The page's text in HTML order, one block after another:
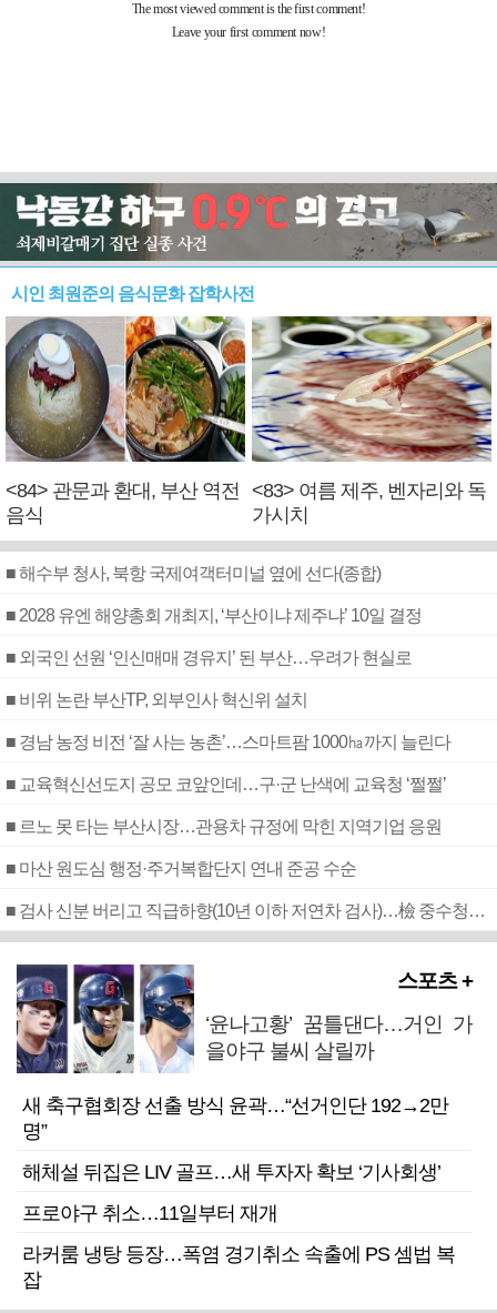
시인 최원준의 음식문화 잡학사전
<84> 관문과 환대, 부산 역전
음식
<83> 여름 제주, 벤자리와 독
가시치
■ 해수부 청사, 북항 국제여객터미널 옆에 선다(종합)
■ 2028 유엔 해양총회 개최지, ‘부산이냐 제주냐’ 10일 결정
■ 외국인 선원 ‘인신매매 경유지’ 된 부산…우려가 현실로
■ 비위 논란 부산TP, 외부인사 혁신위 설치
■ 경남 농정 비전 ‘잘 사는 농촌’…스마트팜 1000㏊까지 늘린다
■ 교육혁신선도지 공모 코앞인데…구·군 난색에 교육청 ‘쩔쩔’
■ 르노 못 타는 부산시장…관용차 규정에 막힌 지역기업 응원
■ 마산 원도심 행정·주거복합단지 연내 준공 수순
■ 검사 신분 버리고 직급하향(10년 이하 저연차 검사)…檢 중수청행 기피
스포츠 +
‘윤나고황’ 꿈틀댄다…거인 가
을야구 불씨 살릴까
새 축구협회장 선출 방식 윤곽…“선거인단 192→2만
명”
해체설 뒤집은 LIV 골프…새 투자자 확보 ‘기사회생’
프로야구 취소…11일부터 재개
라커룸 냉탕 등장…폭염 경기취소 속출에 PS 셈법 복
잡